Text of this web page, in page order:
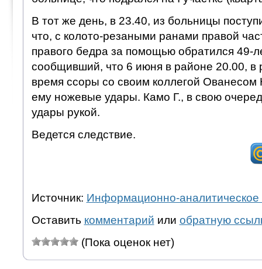
В тот же день, в 23.40, из больницы
что, с колото-резаными ранами правой
правого бедра за помощью обратился 49-
сообщивший, что 6 июня в районе 20.00, в
время ссоры со своим коллегой Ованесом
ему ножевые удары. Камо Г., в свою
удары рукой.
Ведется следствие.
Источник: Информационно-аналитическое
Оставить комментарий или обратную
(Пока оценок нет)